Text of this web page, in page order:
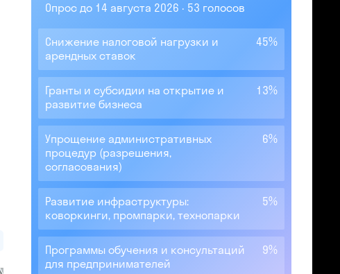
Опрос до 14 августа 2026 53 голосов
Снижение налоговой нагрузки и
арендных ставок
45%
Гранты и субсидии на открытие и
развитие бизнеса
13%
Упрощение административных
процедур (разрешения,
согласования)
6%
Развитие инфраструктуры:
коворкинги, промпарки, технопарки
5%
Программы обучения и консультаций
для предпринимателей
9%